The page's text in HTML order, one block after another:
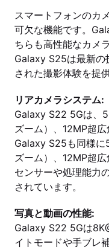
スマートフォンのカ
可欠な機能です。
ちらも高性能なカメ
Galaxy S25は最新の
された撮影体験を提
リアカメラシステム:
Galaxy S22 5Gは、
ズーム）、12MP超
Galaxy S25も同様に
ズーム）、12MP超
センサーや処理能力
されています。
写真と動画の性能:
Galaxy S22 5Gは
イトモードや手ブレ